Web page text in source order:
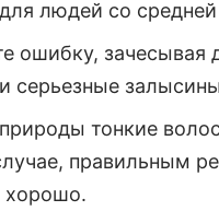
людей со
ошибку,
серьезные
тонкие
правильным
хорошо.